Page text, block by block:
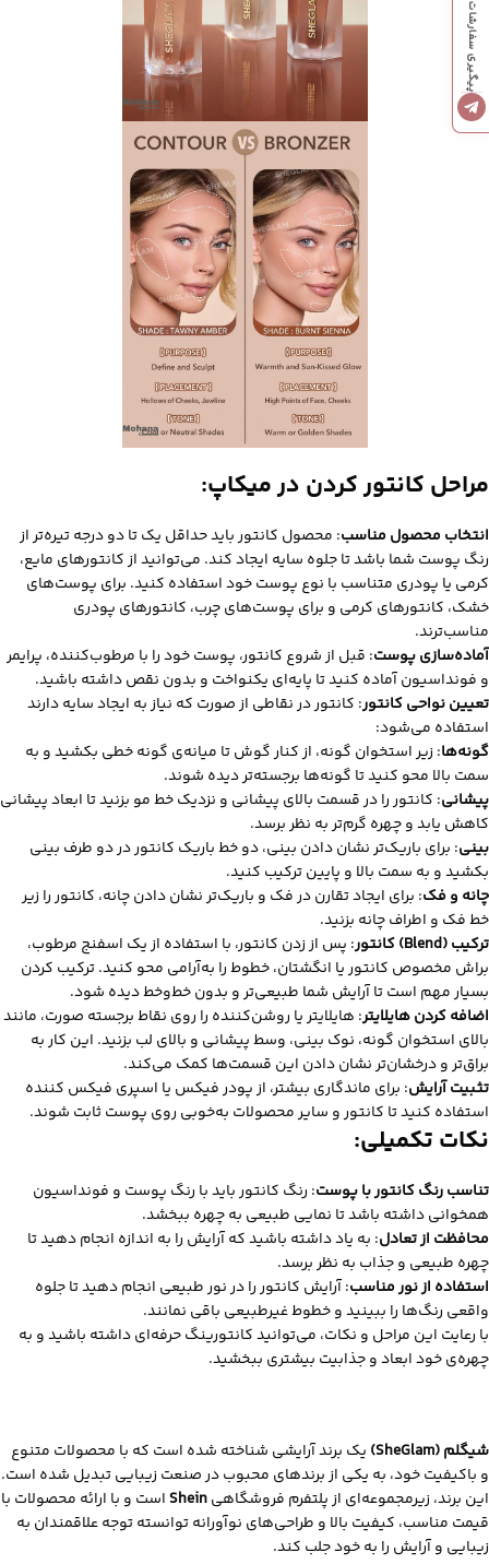
مراحل کانتور کردن در میکاپ:
انتخاب محصول مناسب: محصول کانتور باید حداقل یک تا دو درجه تیره‌تر از
رنگ پوست شما باشد تا جلوه سایه ایجاد کند. می‌توانید از کانتورهای مایع،
کرمی یا پودری متناسب با نوع پوست خود استفاده کنید. برای پوست‌های
خشک، کانتورهای کرمی و برای پوست‌های چرب، کانتورهای پودری
مناسب‌ترند.
آماده‌سازی پوست: قبل از شروع کانتور، پوست خود را با مرطوب‌کننده، پرایمر
و فونداسیون آماده کنید تا پایه‌ای یکنواخت و بدون نقص داشته باشید.
تعیین نواحی کانتور: کانتور در نقاطی از صورت که نیاز به ایجاد سایه دارند
استفاده می‌شود:
گونه‌ها: زیر استخوان گونه، از کنار گوش تا میانه‌ی گونه خطی بکشید و به
سمت بالا محو کنید تا گونه‌ها برجسته‌تر دیده شوند.
پیشانی: کانتور را در قسمت بالای پیشانی و نزدیک خط مو بزنید تا ابعاد پیشانی
کاهش یابد و چهره گرم‌تر به نظر برسد.
بینی: برای باریک‌تر نشان دادن بینی، دو خط باریک کانتور در دو طرف بینی
بکشید و به سمت بالا و پایین ترکیب کنید.
چانه و فک: برای ایجاد تقارن در فک و باریک‌تر نشان دادن چانه، کانتور را زیر
خط فک و اطراف چانه بزنید.
ترکیب (Blend) کانتور
: پس از زدن کانتور، با استفاده از یک اسفنج مرطوب،
براش مخصوص کانتور یا انگشتان، خطوط را به‌آرامی محو کنید. ترکیب کردن
بسیار مهم است تا آرایش شما طبیعی‌تر و بدون خط‌وخط دیده شود.
اضافه کردن هایلایتر: هایلایتر یا روشن‌کننده را روی نقاط برجسته صورت، مانند
بالای استخوان گونه، نوک بینی، وسط پیشانی و بالای لب بزنید. این کار به
براق‌تر و درخشان‌تر نشان دادن این قسمت‌ها کمک می‌کند.
تثبیت آرایش: برای ماندگاری بیشتر، از پودر فیکس یا اسپری فیکس کننده
استفاده کنید تا کانتور و سایر محصولات به‌خوبی روی پوست ثابت شوند.
نکات تکمیلی:
تناسب رنگ کانتور با پوست: رنگ کانتور باید با رنگ پوست و فونداسیون
همخوانی داشته باشد تا نمایی طبیعی به چهره ببخشد.
محافظت از تعادل: به یاد داشته باشید که آرایش را به اندازه انجام دهید تا
چهره طبیعی و جذاب به نظر برسد.
استفاده از نور مناسب: آرایش کانتور را در نور طبیعی انجام دهید تا جلوه
واقعی رنگ‌ها را ببینید و خطوط غیرطبیعی باقی نمانند.
با رعایت این مراحل و نکات، می‌توانید کانتورینگ حرفه‌ای داشته باشید و به
چهره‌ی خود ابعاد و جذابیت بیشتری ببخشید.
شیگلم (SheGlam)
یک برند آرایشی شناخته شده است که با محصولات متنوع
و باکیفیت خود، به یکی از برندهای محبوب در صنعت زیبایی تبدیل شده است.
این برند، زیرمجموعه‌ای از پلتفرم فروشگاهیSheinاست و با ارائه محصولات با
قیمت مناسب، کیفیت بالا و طراحی‌های نوآورانه توانسته توجه علاقمندان به
زیبایی و آرایش را به خود جلب کند.
پیگیری سفارشات